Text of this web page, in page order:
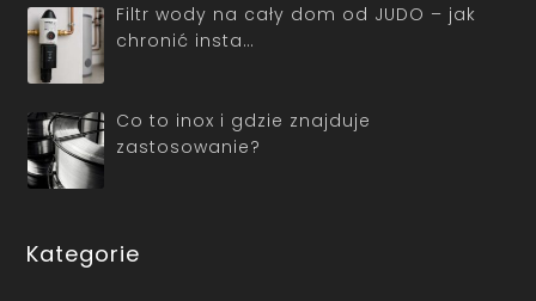
Filtr wody na cały dom od JUDO – jak
chronić insta…
Co to inox i gdzie znajduje
zastosowanie?
Kategorie